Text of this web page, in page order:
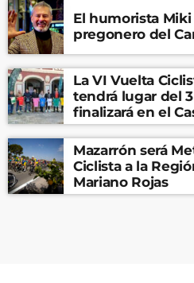
El humorista Miki
pregonero del
La VI Vuelta
tendrá lugar del
finalizará en el
Mazarrón será
Ciclista a la
Mariano Rojas